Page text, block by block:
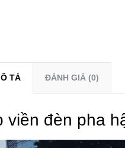
TẢ ĐÁNH GIÁ (0)
viền đèn pha